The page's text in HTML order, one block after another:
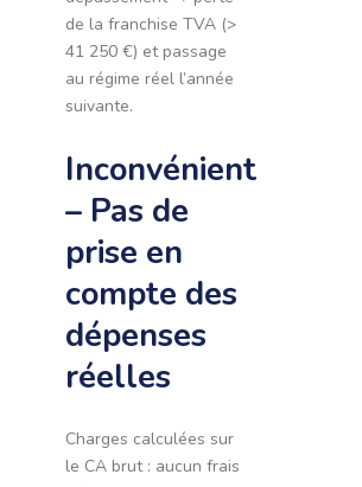
de la franchise TVA (>
41 250 €) et passage
au régime réel l’année
suivante.
Inconvénient
– Pas de
prise en
compte des
dépenses
réelles
Charges calculées sur
le CA brut : aucun frais